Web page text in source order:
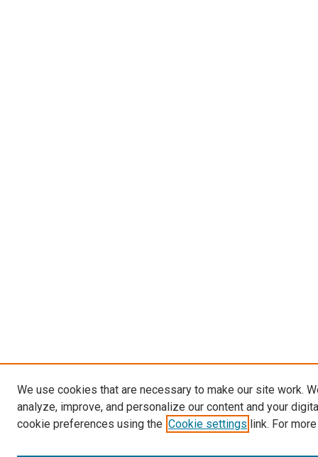
We use cookies that are necessary to make our site work.
analyze, improve, and personalize our content and your
cookie preferences using the Cookie settings link. For